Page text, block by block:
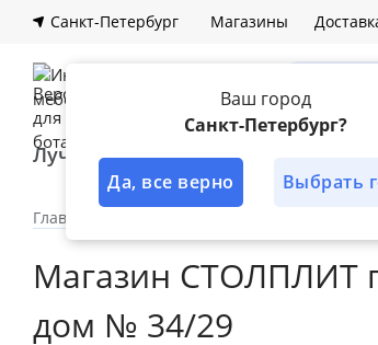
Ваш город
Санкт-Петербург?
Да, все верно Выбрать
Санкт-Петербург Магазины
Лучшее решение
Главная
Магазин СТОЛПЛИТ
дом № 34/29